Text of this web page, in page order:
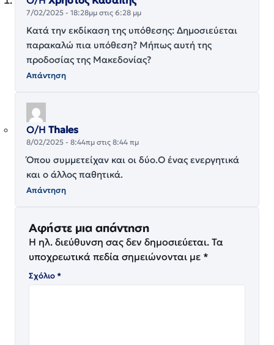
7/02/2025 - 18:28μμ στις 6:28 μμ
Κατά την εκδίκαση της υπόθεσης: Δημοσιεύεται
παρακαλώ πια υπόθεση? Μήπως αυτή της
προδοσίας της Μακεδονίας?
Απάντηση
Ο/Η Thales
8/02/2025 - 8:44πμ στις 8:44 πμ
Όπου συμμετείχαν και οι δύο.Ο ένας ενεργητικά
και ο άλλος παθητικά.
Απάντηση
Αφήστε μια απάντηση
Η ηλ. διεύθυνση σας δεν δημοσιεύεται. Τα
υποχρεωτικά πεδία σημειώνονται με *
Σχόλιο*